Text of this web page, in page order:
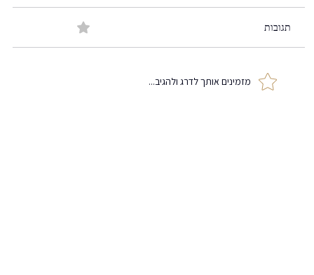
מסכות או שקרים מאחורי הקלפים?
תגובות
מזמינים אותך לדרג ולהגיב...